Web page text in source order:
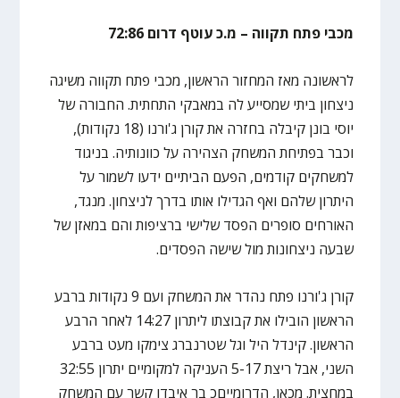
מכבי פתח תקווה – מ.כ עוטף דרום 72:86
לראשונה מאז המחזור הראשון, מכבי פתח תקווה משיגה
ניצחון ביתי שמסייע לה במאבקי התחתית. החבורה של
יוסי בונן קיבלה בחזרה את קורן ג'ורנו (18 נקודות),
וכבר בפתיחת המשחק הצהירה על כוונותיה. בניגוד
למשחקים קודמים, הפעם הביתיים ידעו לשמור על
היתרון שלהם ואף הגדילו אותו בדרך לניצחון. מנגד,
האורחים סופרים הפסד שלישי ברציפות והם במאזן של
שבעה ניצחונות מול שישה הפסדים.
קורן ג'ורנו פתח נהדר את המשחק ועם 9 נקודות ברבע
הראשון הובילו את קבוצתו ליתרון 14:27 לאחר הרבע
הראשון. קינדל היל וגל שטרנברג צימקו מעט ברבע
השני, אבל ריצת 5-17 העניקה למקומיים יתרון 32:55
במחצית. מכאן, הדרומייםכ בר איבדו קשר עם המשחק